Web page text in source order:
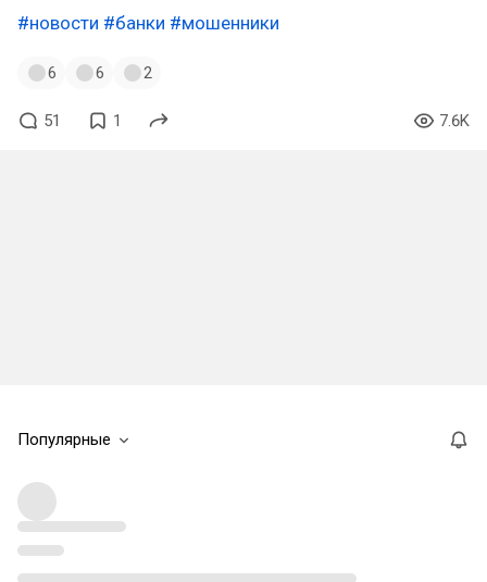
#новости #банки #мошенники
6 6 2
51 1 7.6K
Популярные